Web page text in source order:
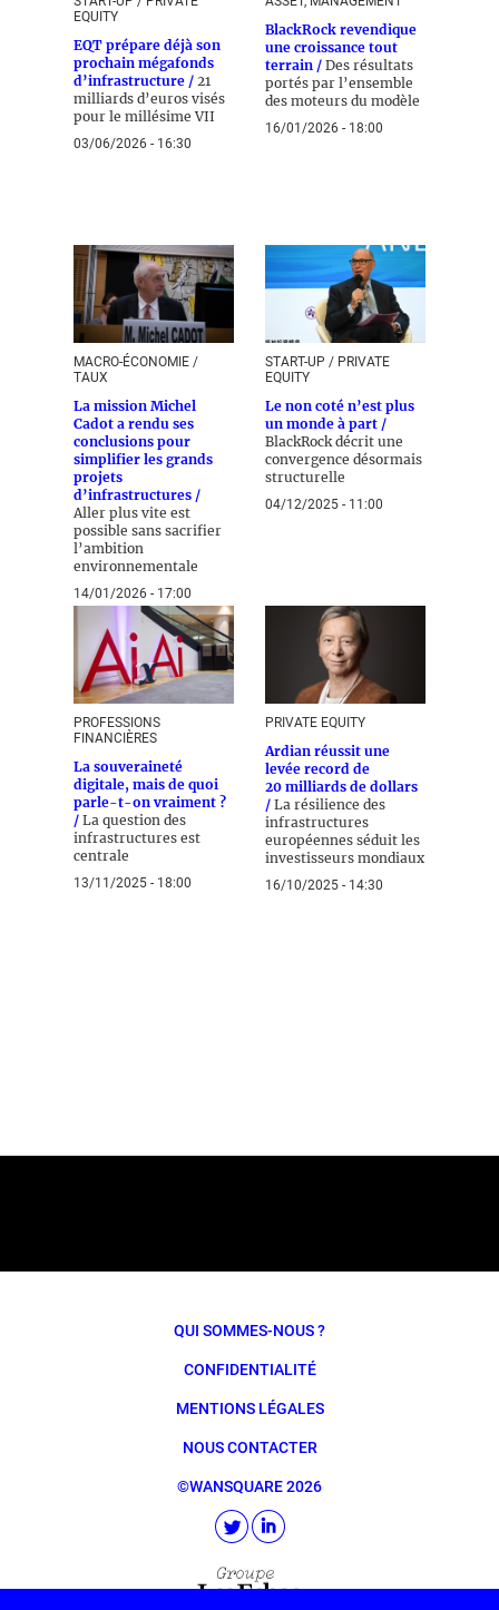
EQUITY
EQT prépare déjà son
prochain mégafonds
d’infrastructure / 21
milliards d’euros visés
pour le millésime VII
03/06/2026 - 16:30
BlackRock revendique
une croissance tout
terrain / Des résultats
portés par l’ensemble
des moteurs du modèle
16/01/2026 - 18:00
MACRO-ÉCONOMIE /
TAUX
La mission Michel
Cadot a rendu ses
conclusions pour
simplifier les grands
projets
d’infrastructures /
Aller plus vite est
possible sans sacrifier
l’ambition
environnementale
14/01/2026 - 17:00
START-UP / PRIVATE
EQUITY
Le non coté n’est plus
un monde à part /
BlackRock décrit une
convergence désormais
structurelle
04/12/2025 - 11:00
PROFESSIONS
FINANCIÈRES
La souveraineté
digitale, mais de quoi
parle-t-on vraiment ?
/ La question des
infrastructures est
centrale
13/11/2025 - 18:00
PRIVATE EQUITY
Ardian réussit une
levée record de
20 milliards de dollars
/ La résilience des
infrastructures
européennes séduit les
investisseurs mondiaux
16/10/2025 - 14:30
QUI SOMMES-NOUS ?
CONFIDENTIALITÉ
MENTIONS LÉGALES
NOUS CONTACTER
©WANSQUARE 2026